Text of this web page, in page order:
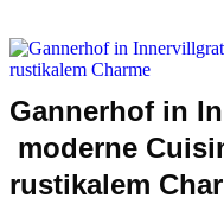
Gannerhof in
moderne
rustikalem